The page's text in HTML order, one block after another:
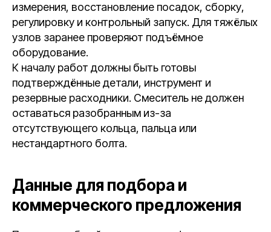
измерения, восстановление посадок, сборку,
регулировку и контрольный запуск. Для тяжёлых
узлов заранее проверяют подъёмное
оборудование.
К началу работ должны быть готовы
подтверждённые детали, инструмент и
резервные расходники. Смеситель не должен
оставаться разобранным из-за
отсутствующего кольца, пальца или
нестандартного болта.
Данные для подбора и
коммерческого предложения